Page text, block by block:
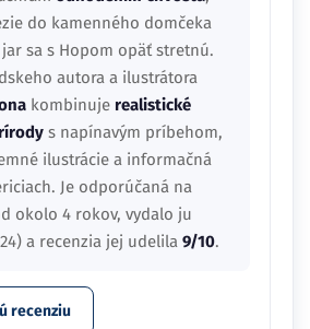
do kamenného domčeka
sa s Hopom opäť stretnú.
autora a ilustrátora
kombinuje realistické
s napínavým príbehom,
ilustrácie a informačná
Je odporúčaná na
okolo 4 rokov, vydalo ju
a recenzia jej udelila 9/10.
recenziu